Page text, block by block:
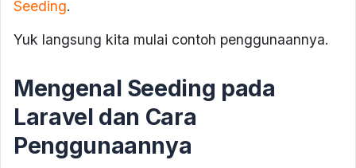
Seeding.
Yuk langsung kita mulai contoh penggunaannya.
Mengenal Seeding pada
Laravel dan Cara
Penggunaannya